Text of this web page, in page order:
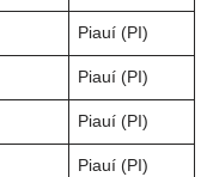
Piauí (PI)
Piauí (PI)
Piauí (PI)
Piauí (PI)